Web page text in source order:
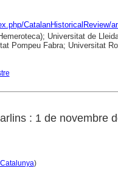
CatalanHistoricalReview/
Universitat de
Pompeu Fabra; Universitat
: 1 de novembre
)